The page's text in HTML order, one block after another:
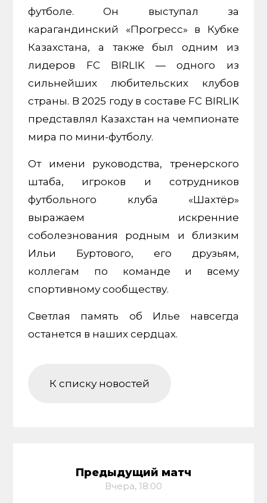
футболе. Он выступал за
карагандинский «Прогресс» в Кубке
Казахстана, а также был одним из
лидеров FC BIRLIK — одного из
сильнейших любительских клубов
страны. В 2025 году в составе FC BIRLIK
представлял Казахстан на чемпионате
мира по мини-футболу.
От имени руководства, тренерского
штаба, игроков и сотрудников
футбольного клуба «Шахтёр»
выражаем искренние
соболезнования родным и близким
Ильи Буртового, его друзьям,
коллегам по команде и всему
спортивному сообществу.
Светлая память об Илье навсегда
останется в наших сердцах.
К списку новостей
Предыдущий матч
Вчера, 18:00